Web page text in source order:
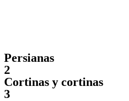
Persianas
2
Cortinas y cortinas
3